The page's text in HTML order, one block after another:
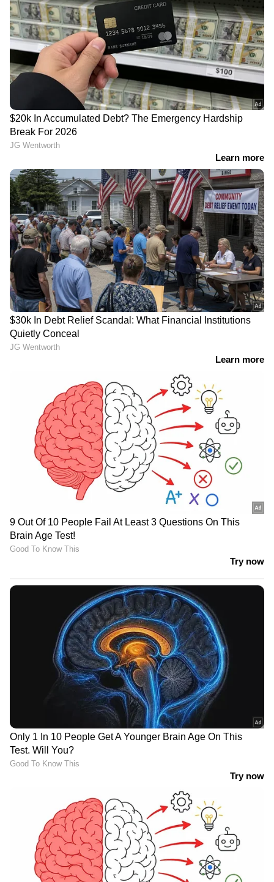
മാരുതി ബ്രെസ എന്നിവയ്ക്ക് അടിവരയിടുന്ന
ഗ്ലോബൽ സി പ്ലാറ്റ്‌ഫോമിലാണ് നിർമ്മിക്കുന്നത്.
എസ്‌യുവി 5 സീറ്റർ മോഡലുമായി എഞ്ചിൻ
ഓപ്ഷനുകൾ പങ്കിടാൻ സാധ്യതയുണ്ട്.
മൈൽഡ് ഹൈബ്രിഡ് സാങ്കേതികവിദ്യയുള്ള 1.5
ലിറ്റർ K15C നാച്ചുറലി ആസ്പിറേറ്റഡ് പെട്രോൾ
എഞ്ചിനാണ് ഇതിന്റെ സവിശേഷത. മോട്ടോർ
103 ബിഎച്ച്‌പിയും 137 എൻഎം ടോർക്കും
ഉൽപ്പാദിപ്പിക്കുന്നു, കൂടാതെ 5-സ്പീഡ്
മാനുവൽ അല്ലെങ്കിൽ 6-സ്പീഡ് ടോർക്ക്
കൺവെർട്ടർ ഓട്ടോമാറ്റിക് ഗിയർബോക്‌സ്
ഉപയോഗിച്ച് സ്വന്തമാക്കാം. 5-സീറ്റർ
എസ്‌യുവിക്ക് സമാനമായി, 7 സീറ്റുള്ള ഗ്രാൻഡ്
വിറ്റാരയ്ക്ക് ഓൾ-വീൽ-ഡ്രൈവ് സംവിധാനം
ലഭിക്കും.
7 സീറ്റർ എസ്‌യുവിയിൽ ടൊയോട്ടയിൽ
നിന്നുള്ള 92 ബിഎച്ച്‌പി, 1.5 എൽ അറ്റ്‌കിൻസൺ
സൈക്കിൾ പെട്രോൾ എഞ്ചിൻ, ഫ്രണ്ട്
ആക്‌സിൽ മൗണ്ടഡ് ഇലക്ട്രിക് മോട്ടോറുമായി
(79 ബിഎച്ച്‌പിയും 141 എൻഎം) ഘടിപ്പിക്കും.
സംയുക്ത പവർ ഔട്ട്പുട്ട് 115 ബിഎച്ച്പിയാണ്.
ഈ പവർട്രെയിൻ ഒരു ഇ-സിവിടി
ട്രാൻസ്മിഷനുമായി ബന്ധിപ്പിച്ചിരിക്കുന്നു.
പുതിയ 7 സീറ്റർ മാരുതി ഗ്രാൻഡ് വിറ്റാര
ഹരിയാനയിലെ കമ്പനിയുടെ പുതിയ
ഖാർഖോഡ പ്ലാന്റിൽ നിർമ്മിക്കുമെന്നാണ്
റിപ്പോര്‍ട്ടുകള്‍.
youtubevideo
ഇറങ്ങാൻ ഇനിയും സമയമെടുക്കും
News@1PM | ഒരുമണി വാർത്ത
വിശദമായി | 08 August 2026